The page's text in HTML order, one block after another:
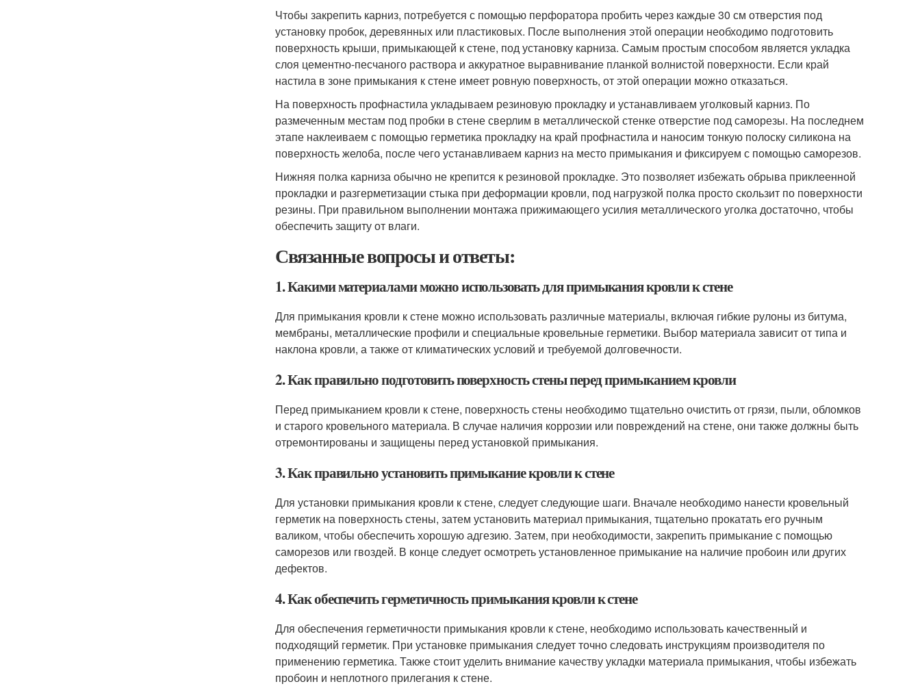
Чтобы закрепить карниз, потребуется с помощью перфоратора пробить через каждые 30 см отверстия под
установку пробок, деревянных или пластиковых. После выполнения этой операции необходимо подготовить
поверхность крыши, примыкающей к стене, под установку карниза. Самым простым способом является укладка
слоя цементно-песчаного раствора и аккуратное выравнивание планкой волнистой поверхности. Если край
настила в зоне примыкания к стене имеет ровную поверхность, от этой операции можно отказаться.
На поверхность профнастила укладываем резиновую прокладку и устанавливаем уголковый карниз. По
размеченным местам под пробки в стене сверлим в металлической стенке отверстие под саморезы. На последнем
этапе наклеиваем с помощью герметика прокладку на край профнастила и наносим тонкую полоску силикона на
поверхность желоба, после чего устанавливаем карниз на место примыкания и фиксируем с помощью саморезов.
Нижняя полка карниза обычно не крепится к резиновой прокладке. Это позволяет избежать обрыва приклеенной
прокладки и разгерметизации стыка при деформации кровли, под нагрузкой полка просто скользит по поверхности
резины. При правильном выполнении монтажа прижимающего усилия металлического уголка достаточно, чтобы
обеспечить защиту от влаги.
Связанные вопросы и ответы:
1. Какими материалами можно использовать для примыкания кровли к стене
Для примыкания кровли к стене можно использовать различные материалы, включая гибкие рулоны из битума,
мембраны, металлические профили и специальные кровельные герметики. Выбор материала зависит от типа и
наклона кровли, а также от климатических условий и требуемой долговечности.
2. Как правильно подготовить поверхность стены перед примыканием кровли
Перед примыканием кровли к стене, поверхность стены необходимо тщательно очистить от грязи, пыли, обломков
и старого кровельного материала. В случае наличия коррозии или повреждений на стене, они также должны быть
отремонтированы и защищены перед установкой примыкания.
3. Как правильно установить примыкание кровли к стене
Для установки примыкания кровли к стене, следует следующие шаги. Вначале необходимо нанести кровельный
герметик на поверхность стены, затем установить материал примыкания, тщательно прокатать его ручным
валиком, чтобы обеспечить хорошую адгезию. Затем, при необходимости, закрепить примыкание с помощью
саморезов или гвоздей. В конце следует осмотреть установленное примыкание на наличие пробоин или других
дефектов.
4. Как обеспечить герметичность примыкания кровли к стене
Для обеспечения герметичности примыкания кровли к стене, необходимо использовать качественный и
подходящий герметик. При установке примыкания следует точно следовать инструкциям производителя по
применению герметика. Также стоит уделить внимание качеству укладки материала примыкания, чтобы избежать
пробоин и неплотного прилегания к стене.